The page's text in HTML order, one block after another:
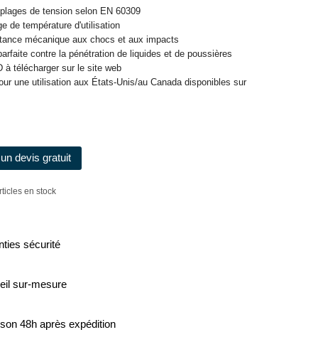
de tension selon EN 60309
de température d'utilisation
mécanique aux chocs et aux impacts
contre la pénétration de liquides et de poussières
à télécharger sur le site web
une utilisation aux États-Unis/au Canada disponibles sur
devis gratuit
en stock
sécurité
sur-mesure
48h après expédition